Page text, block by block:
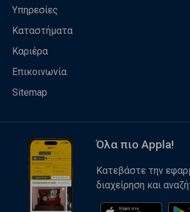
Υπηρεσίες
Καταστήματα
Καριέρα
Επικοινωνία
Sitemap
Όλα πιο Appla!
Κατεβάστε την
διαχείρηση και